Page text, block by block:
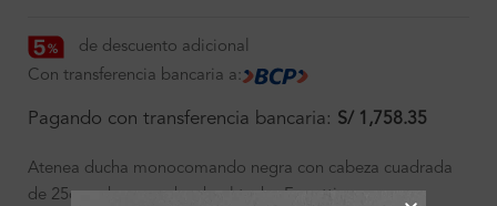
de descuento adicional
Con transferencia bancaria a:
Pagando con transferencia bancaria: S/ 1,758.35
Atenea ducha monocomando negra con cabeza cuadrada
de 25cm y brazo redondo al techo Ferretti